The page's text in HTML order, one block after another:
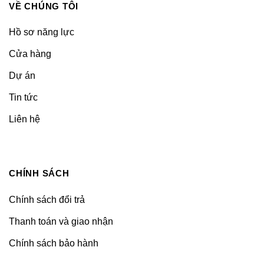
VỀ CHÚNG TÔI
Hồ sơ năng lực
Cửa hàng
Dự án
Tin tức
Liên hệ
CHÍNH SÁCH
Chính sách đổi trả
Thanh toán và giao nhận
Chính sách bảo hành